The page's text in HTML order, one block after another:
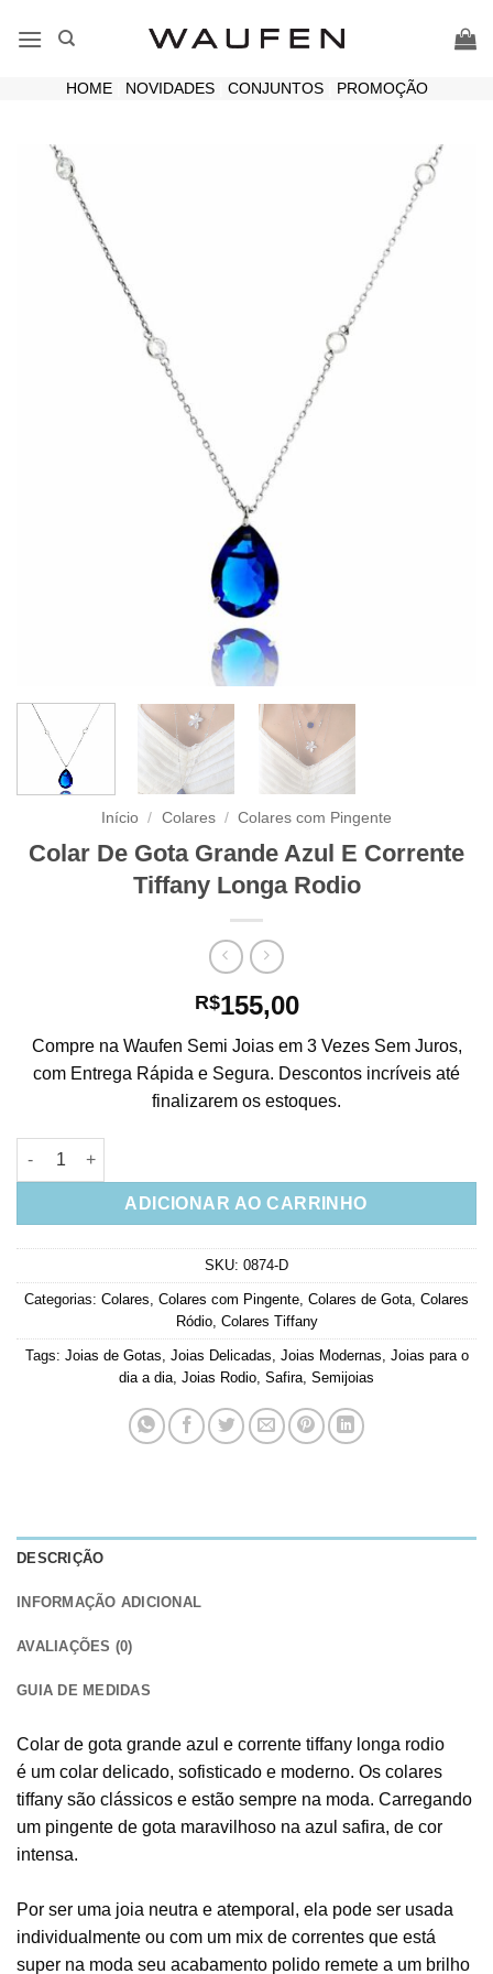
HOME| NOVIDADES| CONJUNTOS| PROMOÇÃO
Início / Colares / Colares com Pingente
Colar De Gota Grande Azul E Corrente
Tiffany Longa Rodio
R$155,00
Compre na Waufen Semi Joias em 3 Vezes Sem Juros,
com Entrega Rápida e Segura. Descontos incríveis até
finalizarem os estoques.
Colar De Gota Grande Azul E Corrente Tiffany Longa Rodio
ADICIONAR AO CARRINHO
SKU: 0874-D
Categorias: Colares Colares com Pingente Colares de Gota Colares
Ródio, Colares Tiffany
Tags: Joias de Gotas Joias Delicadas Joias Modernas Joias para o
dia a dia Joias Rodio Safira Semijoias
DESCRIÇÃO
INFORMAÇÃO ADICIONAL
AVALIAÇÕES (0)
GUIA DE MEDIDAS
Colar de gota grande azul e corrente tiffany longa rodio
é um colar delicado, sofisticado e moderno. Os colares
tiffany são clássicos e estão sempre na moda. Carregando
um pingente de gota maravilhoso na azul safira, de cor
intensa.
Por ser uma joia neutra e atemporal, ela pode ser usada
individualmente ou com um mix de correntes que está
super na moda seu acabamento polido remete a um brilho